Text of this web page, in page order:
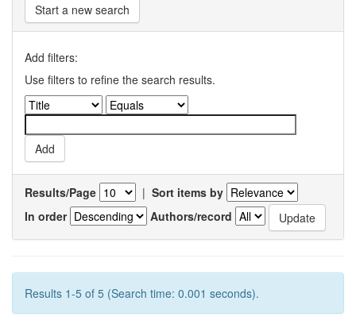
Start a new search
Add filters:
Use filters to refine the search results.
Results/Page | Sort items by
In order
Authors/record
Results 1-5 of 5 (Search time: 0.001 seconds).